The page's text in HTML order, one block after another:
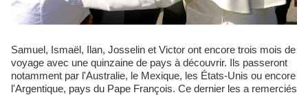
Samuel, Ismaël, Ilan, Josselin et Victor ont encore trois mois de
voyage avec une quinzaine de pays à découvrir. Ils passeront
notamment par l'Australie, le Mexique, les États-Unis ou encore
l'Argentique, pays du Pape François. Ce dernier les a remerciés